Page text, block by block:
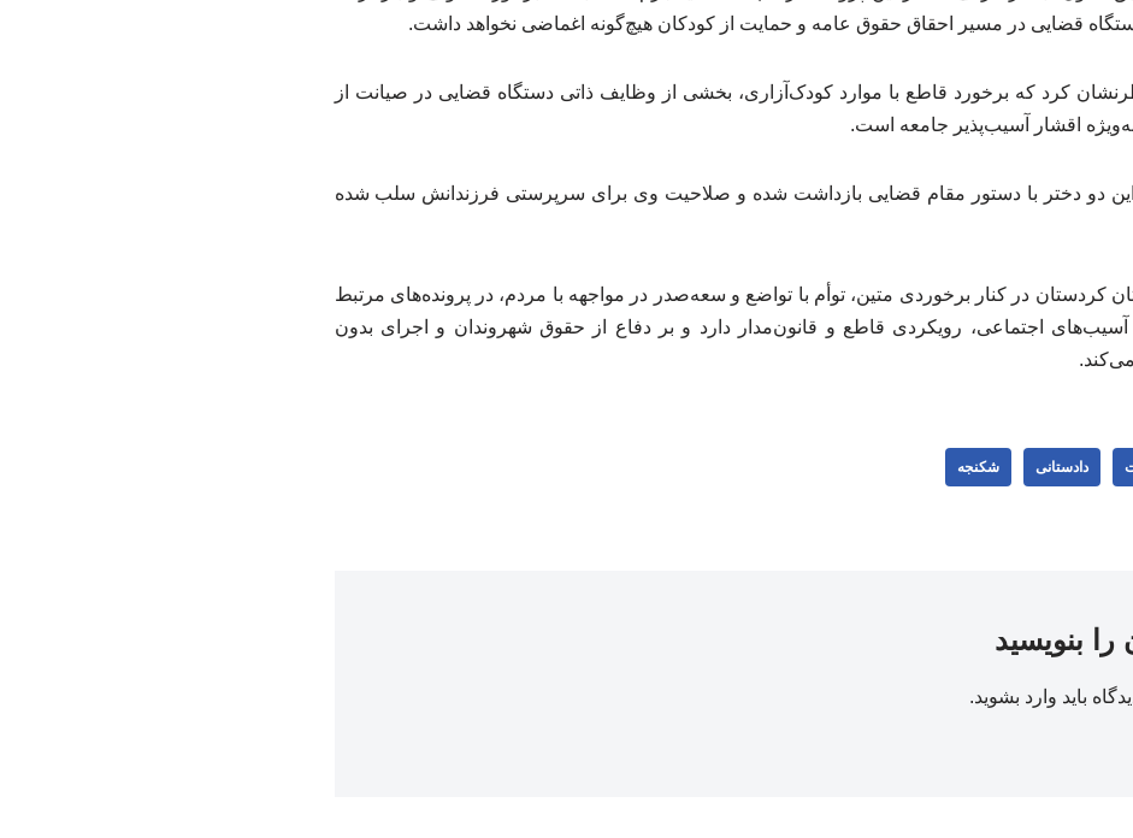
قضایی در مسیر احقاق حقوق عامه و حمایت از کودکان هیچ‌گونه اغماضی نخواهد داشت.
کرد که برخورد قاطع با موارد کودک‌آزاری، بخشی از وظایف ذاتی دستگاه قضایی در صیانت از
اقشار آسیب‌پذیر جامعه است.
این دو دختر با دستور مقام قضایی بازداشت شده و صلاحیت وی برای سرپرستی فرزندانش سلب شده
کردستان در کنار برخوردی متین، توأم با تواضع و سعه‌صدر در مواجهه با مردم، در پرونده‌های مرتبط
اجتماعی، رویکردی قاطع و قانون‌مدار دارد و بر دفاع از حقوق شهروندان و اجرای بدون
دادستانی شکنجه
را بنویسید
باید وارد بشوید.